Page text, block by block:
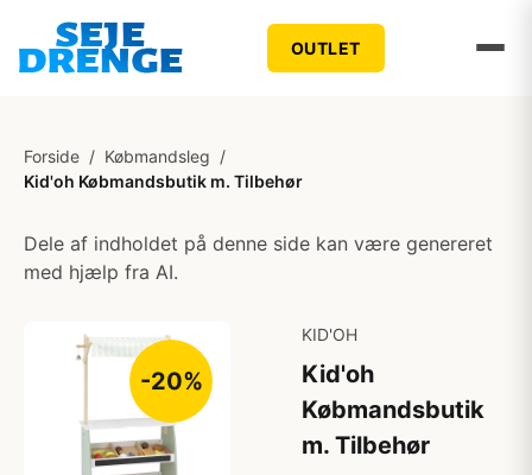
OUTLET
Forside / Købmandsleg /
Kid'oh Købmandsbutik m. Tilbehør
Dele af indholdet på denne side kan være genereret
med hjælp fra AI.
-20%
KID'OH
Kid'oh
Købmandsbutik
m. Tilbehør